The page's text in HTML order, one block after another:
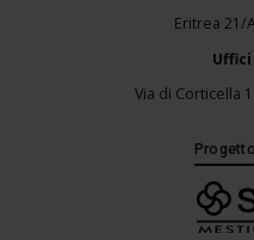
Eritrea 21/
Via di Corticella